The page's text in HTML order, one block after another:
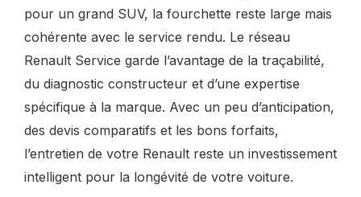
pour un grand SUV, la fourchette reste large mais
cohérente avec le service rendu. Le réseau
Renault Service garde l’avantage de la traçabilité,
du diagnostic constructeur et d’une expertise
spécifique à la marque. Avec un peu d’anticipation,
des devis comparatifs et les bons forfaits,
l’entretien de votre Renault reste un investissement
intelligent pour la longévité de votre voiture.